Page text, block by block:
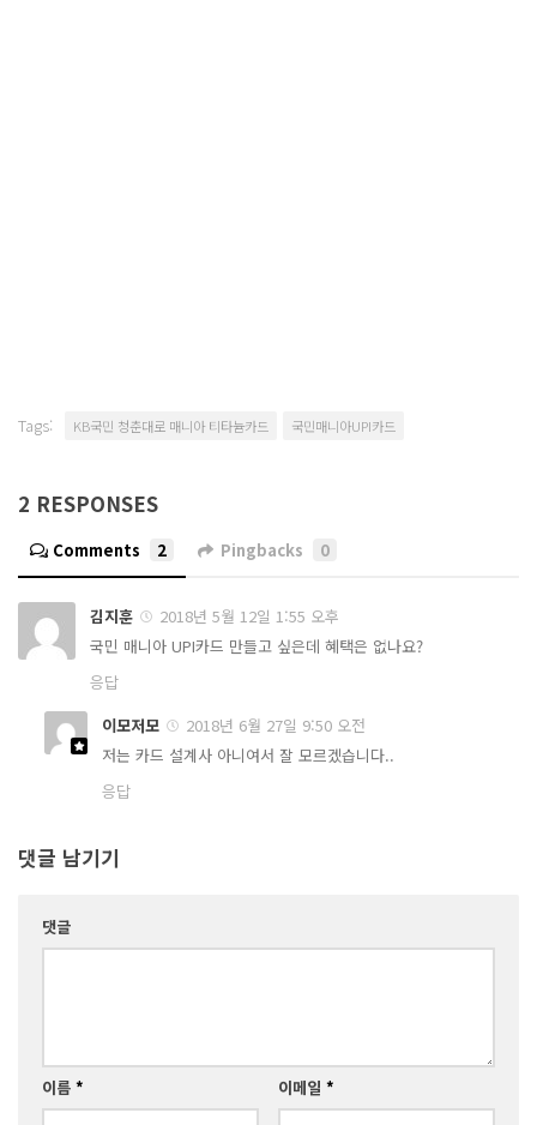
Tags: KB국민 청춘대로 매니아 티타늄카드 국민매니아UPI카드
2 RESPONSES
Comments 2 Pingbacks 0
김지훈
2018년 5월 12일 1:55 오후
국민 매니아 UPI카드 만들고 싶은데 혜택은 없나요?
응답
이모저모
2018년 6월 27일 9:50 오전
저는 카드 설계사 아니여서 잘 모르겠습니다..
응답
댓글 남기기
댓글
이름 * 이메일 *